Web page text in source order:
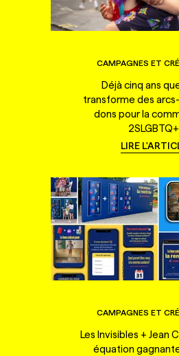
CAMPAGNES ET
Déjà cinq ans
transforme des
dons pour la
2SLGBTQ+
LIRE
CAMPAGNES ET
Les Invisibles + Jean
équation